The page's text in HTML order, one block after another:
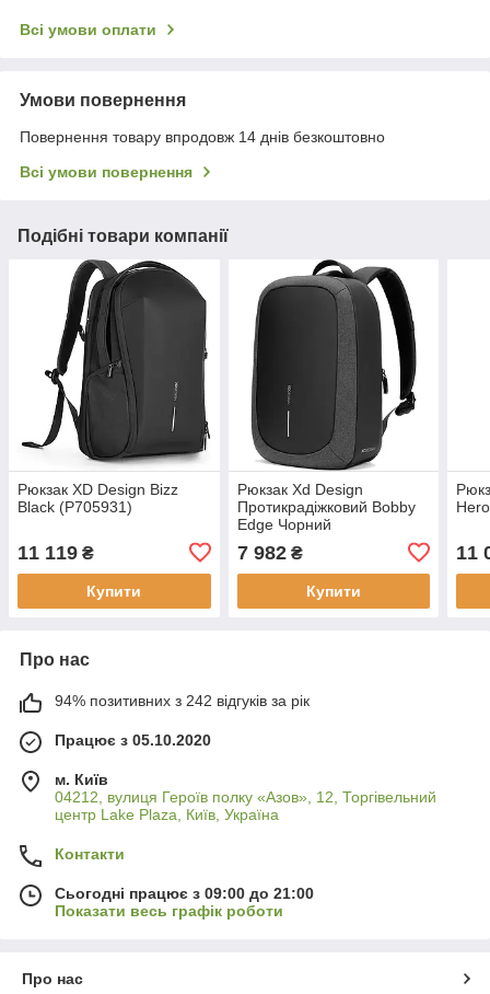
Всі умови оплати
Умови повернення
Повернення товару впродовж 14 днів безкоштовно
Всі умови повернення
Подібні товари компанії
Рюкзак XD Design Bizz
Black (P705931)
11 119 ₴
Купити
Рюкзак Xd Design
Протикрадіжковий Bobby
Edge Чорний
7 982₴
Купити
11
Про нас
94% позитивних з 242 відгуків за рік
Працює з 05.10.2020
м. Київ
04212, вулиця Героїв полку «Азов», 12, Торгівельний
центр Lake Plaza, Київ, Україна
Контакти
Сьогодні працює з 09:00 до 21:00
Показати весь графік роботи
Про нас